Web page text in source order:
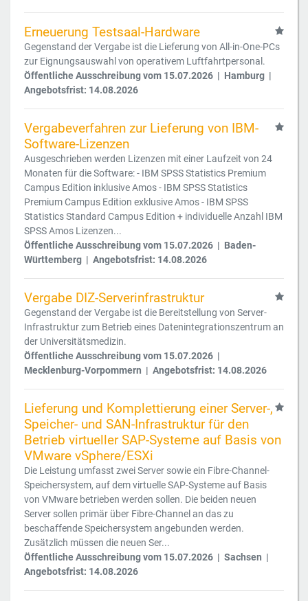
Erneuerung Testsaal-Hardware
Gegenstand der Vergabe ist die Lieferung von All-in-One-PCs
zur Eignungsauswahl von operativem Luftfahrtpersonal.
Öffentliche Ausschreibung vom 15.07.2026 | Hamburg |
Angebotsfrist: 14.08.2026
Vergabeverfahren zur Lieferung von IBM-
Software-Lizenzen
Ausgeschrieben werden Lizenzen mit einer Laufzeit von 24
Monaten für die Software: - IBM SPSS Statistics Premium
Campus Edition inklusive Amos - IBM SPSS Statistics
Premium Campus Edition exklusive Amos - IBM SPSS
Statistics Standard Campus Edition + individuelle Anzahl IBM
SPSS Amos Lizenzen...
Öffentliche Ausschreibung vom 15.07.2026 | Baden-
Württemberg | Angebotsfrist: 14.08.2026
Vergabe DIZ-Serverinfrastruktur
Gegenstand der Vergabe ist die Bereitstellung von Server-
Infrastruktur zum Betrieb eines Datenintegrationszentrum an
der Universitätsmedizin.
Öffentliche Ausschreibung vom 15.07.2026 |
Mecklenburg-Vorpommern | Angebotsfrist: 14.08.2026
Lieferung und Komplettierung einer Server-,
Speicher- und SAN-Infrastruktur für den
Betrieb virtueller SAP-Systeme auf Basis von
VMware vSphere/ESXi
Die Leistung umfasst zwei Server sowie ein Fibre-Channel-
Speichersystem, auf dem virtuelle SAP-Systeme auf Basis
von VMware betrieben werden sollen. Die beiden neuen
Server sollen primär über Fibre-Channel an das zu
beschaffende Speichersystem angebunden werden.
Zusätzlich müssen die neuen Ser...
Öffentliche Ausschreibung vom 15.07.2026 | Sachsen |
Angebotsfrist: 14.08.2026